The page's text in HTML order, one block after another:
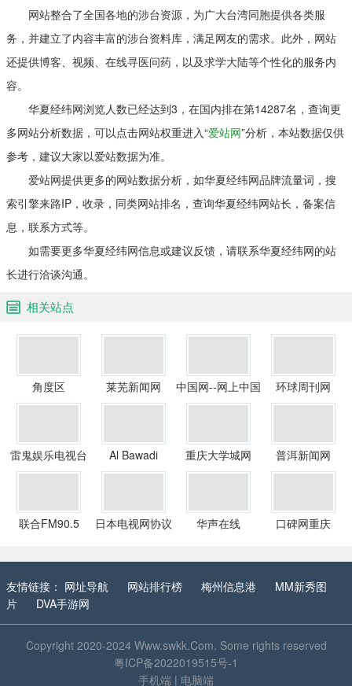
网站整合了全国各地的涉台资源，为广大台湾同胞提供各类服
务，并建立了内容丰富的涉台资料库，满足网友的需求。此外，网站
还提供博客、视频、在线寻医问药，以及求学大陆等个性化的服务内
容。
华夏经纬网浏览人数已经达到3，在国内排在第14287名，查询更
多网站分析数据，可以点击网站权重进入“爱站网”分析，本站数据仅供
参考，建议大家以爱站数据为准。
爱站网提供更多的网站数据分析，如华夏经纬网品牌流量词，搜
索引擎来路IP，收录，同类网站排名，查询华夏经纬网站长，备案信
息，联系方式等。
如需要更多华夏经纬网信息或建议反馈，请联系华夏经纬网的站
长进行洽谈沟通。
相关站点
角度区 莱芜新闻网 中国网--网上中国 环球周刊网
雷鬼娱乐电视台 Al Bawadi 重庆大学城网 普洱新闻网
联合FM90.5
日本电视网协议
华声在线 口碑网重庆
友情链接： 网址导航 网站排行榜 梅州信息港
MM新秀图
片
DVA手游网
Copyright 2020-2024 Www.swkk.Com. Some rights reserved
粤ICP备2022019515号-1
手机端 | 电脑端